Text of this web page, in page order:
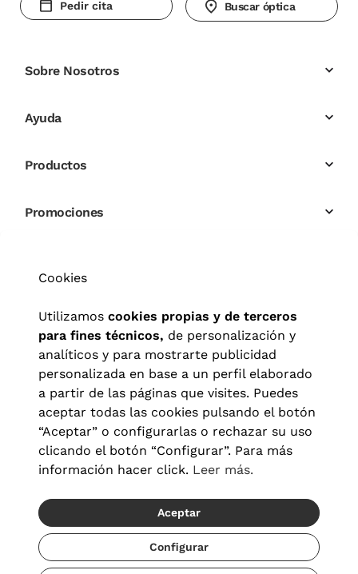
Pedir cita Buscar óptica
Sobre Nosotros
Ayuda
Productos
Promociones
Aviso legal|Política de privacidad|Términos y condiciones
Configuración de cookies
Cookies
Utilizamos cookies propias y de terceros
para fines técnicos, de personalización y
analíticos y para mostrarte publicidad
personalizada en base a un perfil elaborado
a partir de las páginas que visites. Puedes
aceptar todas las cookies pulsando el botón
“Aceptar” o configurarlas o rechazar su uso
clicando el botón “Configurar”. Para más
información hacer click. Leer más.
Aceptar
Configurar